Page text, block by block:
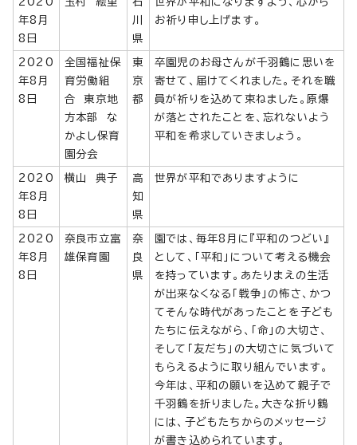
年8月
8日
川
県
お祈り申し上げます。
2020
年8月
8日
全国福祉保
育労働組
合 東京地
方本部 な
かよし保育
園分会
東
京
都
卒園児のお母さんが千羽鶴に思いを
寄せて、届けてくれました。それを職
員が祈りを込めて束ねました。原爆
が落とされたことを、忘れないよう
平和を希求していきましょう。
2020
年8月
8日
横山 典子
高
知
県
世界が平和でありますように
2020
年8月
8日
奈良市立富
雄保育園
奈
良
県
園では、毎年8月に『平和のつどい』
として、「平和」について考える機会
を持っています。あたりまえの生活
が出来なくなる「戦争」の怖さ、かつ
てそんな時代があったことを子ども
たちに伝えながら、「命」の大切さ、
そして「友だち」の大切さに気づいて
もらえるように取り組んでいます。
今年は、平和の願いを込めて親子で
千羽鶴を折りました。大きな折り鶴
には、子どもたちからのメッセージ
が書き込められています。